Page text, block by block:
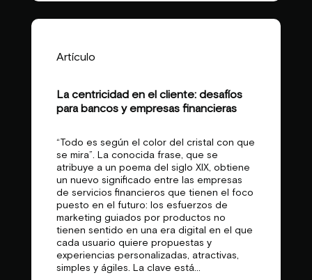
Artículo
La centricidad en el cliente: desafíos
para bancos y empresas financieras
“Todo es según el color del cristal con que
se mira”. La conocida frase, que se
atribuye a un poema del siglo XIX, obtiene
un nuevo significado entre las empresas
de servicios financieros que tienen el foco
puesto en el futuro: los esfuerzos de
marketing guiados por productos no
tienen sentido en una era digital en el que
cada usuario quiere propuestas y
experiencias personalizadas, atractivas,
simples y ágiles. La clave está...